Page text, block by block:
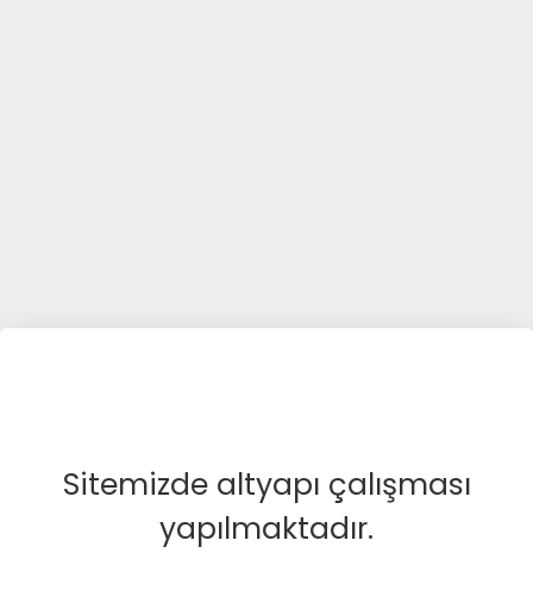
Sitemizde altyapı çalışması
yapılmaktadır.